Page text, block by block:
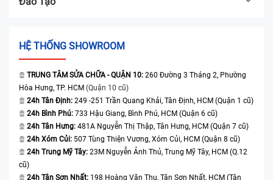
HỆ THỐNG SHOWROOM
TRUNG TÂM SỬA CHỮA - QUẬN 10: 260 Đường 3 Tháng 2, Phường
Hòa Hưng, TP. HCM (Quận 10 cũ)
24h Tân Định: 249 -251 Trần Quang Khải, Tân Định, HCM (Quận 1 cũ)
24h Bình Phú: 733 Hậu Giang, Bình Phú, HCM (Quận 6 cũ)
24h Tân Hưng: 481A Nguyễn Thị Thập, Tân Hưng, HCM (Quận 7 cũ)
24h Xóm Củi: 507 Tùng Thiện Vương, Xóm Củi, HCM (Quận 8 cũ)
24h Trung Mỹ Tây: 23M Nguyễn Ảnh Thủ, Trung Mỹ Tây, HCM (Q.12
cũ)
24h Tân Sơn Nhất: 198 Hoàng Văn Thụ, Tân Sơn Nhất, HCM (Tân